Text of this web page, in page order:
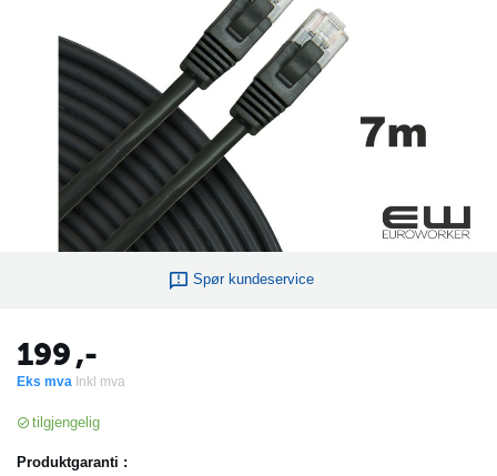
Spør kundeservice
199,-
Eks mva Inkl mva
tilgjengelig
Produktgaranti :